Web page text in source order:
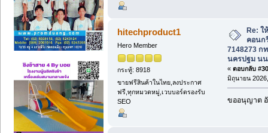
hitechproduct1
Hero Member
กระทู้: 8918
ขายฟรีสินค้าในไทย,ลงประกาศ
ฟรี,ทุกหมวดหมู่,เวบบอร์ดรองรับ
SEO
Re: ใ
คอนก
7148273 ก
นครปฐม น
« ตอบกลับ
มิถุนายน
ขออนุญาต